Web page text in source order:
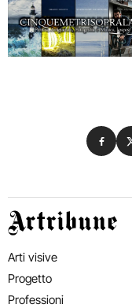
Artribune
Arti visive
Progetto
Professioni